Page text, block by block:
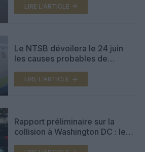
d’American et un hélicoptère
de l’armée
LIRE L'ARTICLE
Le NTSB dévoilera le 24 juin
les causes probables de
d’Alaska Airlines de janvier
2024
LIRE L'ARTICLE
Rapport préliminaire sur la
collision à Washington DC : le